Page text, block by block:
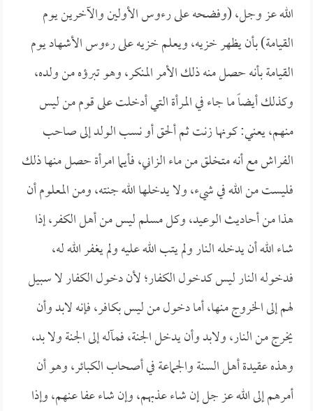
الله عز وجل، (وفضحه على رءوس الأولين والآخرين يوم
القيامة) بأن يظهر خزيه، ويعلم خزيه على رءوس الأشهاد يوم
القيامة بأنه حصل منه ذلك الأمر المنكر، وهو تبرؤه من ولده،
وكذلك أيضاً ما جاء في المرأة التي أدخلت على قوم من ليس
منهم، يعني: كونها زنت ثم ألحق أو نسب الولد إلى صاحب
الفراش مع أنه متخلق من ماء الزاني، فأيما امرأة حصل منها ذلك
فليست من الله في شيء، ولا يدخلها الله جنته، ومن المعلوم أن
هذا من أحاديث الوعيد، وكل مسلم ليس من أهل الكفر، إذا
شاء الله أن يدخله النار ولم يتب الله عليه ولم يغفر الله له،
فدخوله النار ليس كدخول الكفار؛ لأن دخول الكفار لا سبيل
لهم إلى الخروج منها، أما دخول من ليس بكافر، فإنه لابد وأن
يخرج من النار، ولابد وأن يدخل الجنة، فمآله إلى الجنة ولا بد،
وهذه عقيدة أهل السنة والجماعة في أصحاب الكبائر، وهو أن
أمرهم إلى الله عز جل إن شاء عذبهم، وإن شاء عفا عنهم، وإذا